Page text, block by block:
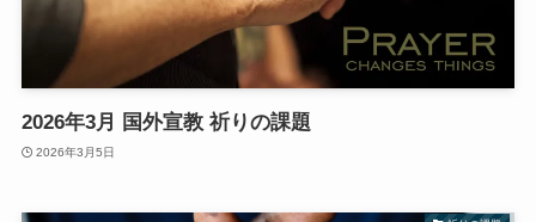
2026年3月 国外宣教 祈りの課題
2026年3月5日